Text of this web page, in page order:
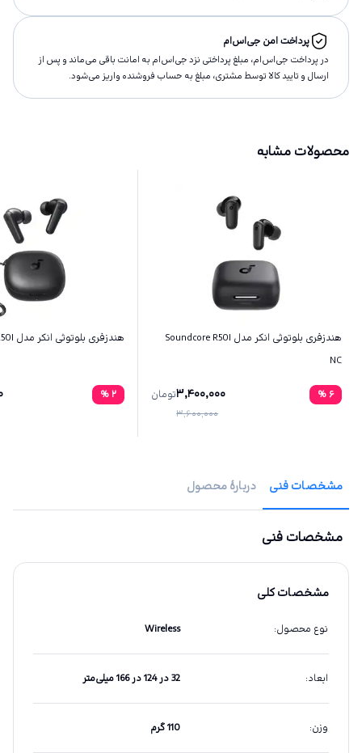
پرداخت امن جی‌اس‌ام
در پرداخت جی‌اس‌ام، مبلغ پرداختى نزد جی‌اس‌ام به امانت باقى مى‌ماند و پس از
ارسال و تاييد كالا توسط مشتری، مبلغ به حساب فروشنده واريز مى‌شود.
محصولات مشابه
هندزفری بلوتوثی انکر مدل Soundcore R50I
NC
6
%
3,400,000
3,600,000
تومان
هندزفری بلوتوثی انکر مدل Soundcore R50I
2
%
مشخصات فنی دربارهٔ محصول
مشخصات فنی
مشخصات کلی
نوع محصول:
Wireless
ابعاد: 32 در 124 در 166 میلی‌متر
وزن: 110 گرم